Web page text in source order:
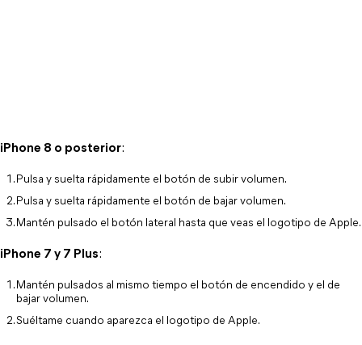
iPhone 8 o posterior:
Pulsa y suelta rápidamente el botón de subir volumen.
Pulsa y suelta rápidamente el botón de bajar volumen.
Mantén pulsado el botón lateral hasta que veas el logotipo de Apple.
iPhone 7 y 7 Plus:
Mantén pulsados al mismo tiempo el botón de encendido y el de
bajar volumen.
Suéltame cuando aparezca el logotipo de Apple.